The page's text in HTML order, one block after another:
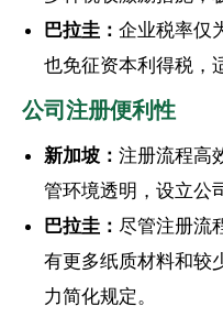
巴拉圭： 企业税率仅
也免征资本利得税，
公司注册便利性
新加坡： 注册流程高
管环境透明，设立公
巴拉圭： 尽管注册流
有更多纸质材料和较
力简化规定。